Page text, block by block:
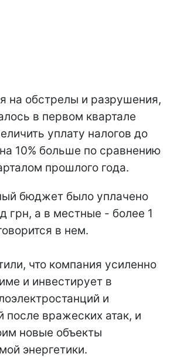
на обстрелы и разрушения,
в первом квартале
уплату налогов до
10% больше по сравнению
прошлого года.
бюджет было уплачено
грн, а в местные - более 1
в нем.
что компания усиленно
и инвестирует в
и
после вражеских атак, и
новые объекты
энергетики.